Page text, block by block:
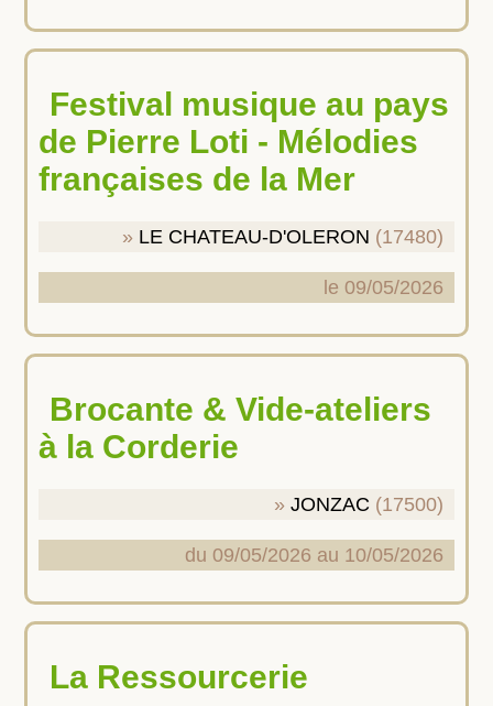
Festival musique au pays
de Pierre Loti - Mélodies
françaises de la Mer
LE CHATEAU-D'OLERON (17480)
le 09/05/2026
Brocante & Vide-ateliers
à la Corderie
JONZAC (17500)
du 09/05/2026 au 10/05/2026
La Ressourcerie